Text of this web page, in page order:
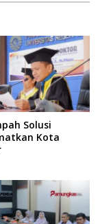
Solusi
Kota